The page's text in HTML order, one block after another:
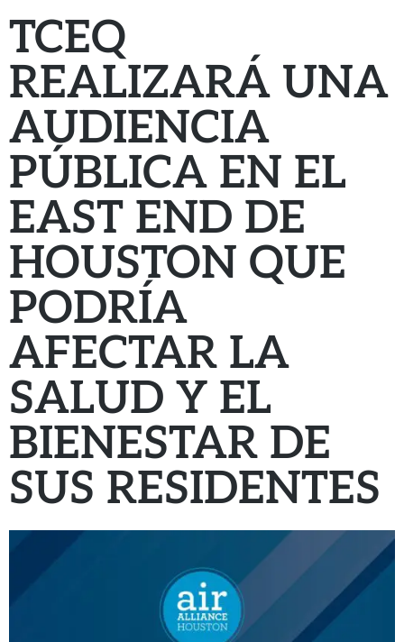
TCEQ
REALIZARÁ UNA
AUDIENCIA
PÚBLICA EN EL
EAST END DE
HOUSTON QUE
PODRÍA
AFECTAR LA
SALUD Y EL
BIENESTAR DE
SUS RESIDENTES